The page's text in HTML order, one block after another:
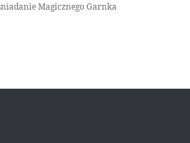
Magicznego Garnka